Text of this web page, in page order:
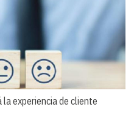
la experiencia de cliente